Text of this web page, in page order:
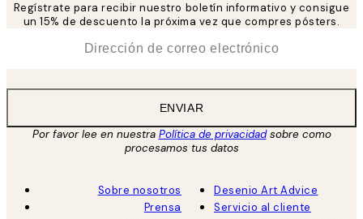
Regístrate para recibir nuestro boletín informativo y consigue
un 15% de descuento la próxima vez que compres pósters.
ENVIAR
Por favor lee en nuestra Política de privacidadsobre como
procesamos tus datos
Sobre nosotros
Prensa
Desenio Art Advice
Servicio al cliente